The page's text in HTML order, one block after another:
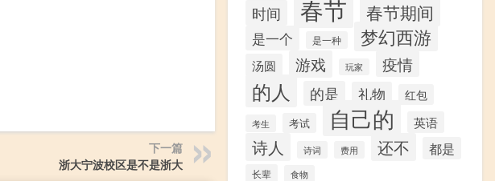
下一篇
浙大宁波校区是不是浙大
时间 春节 春节期间
是一个 是一种 梦幻西游
汤圆 游戏 玩家 疫情
的人 的是 礼物 红包
考生 考试 自己的 英语
诗人 诗词 费用 还不 都是
长辈 食物